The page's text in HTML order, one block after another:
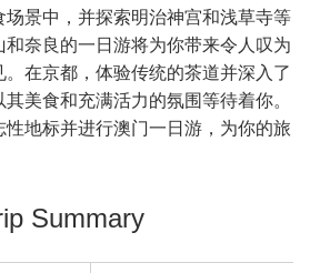
景中，并探索明治神宫和浅草寺等
奈良的一日游将为你带来令人叹为
在京都，体验传统的茶道并深入了
美食和充满活力的氛围等待着你。
地标并进行澳门一日游，为你的旅
Summary